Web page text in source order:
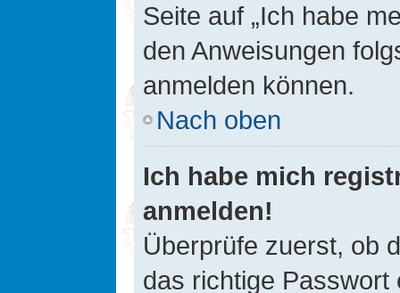
Seite auf „Ich habe
den Anweisungen
anmelden können.
Nach oben
Ich habe mich
anmelden!
Überprüfe zuerst, ob
das richtige Passwort